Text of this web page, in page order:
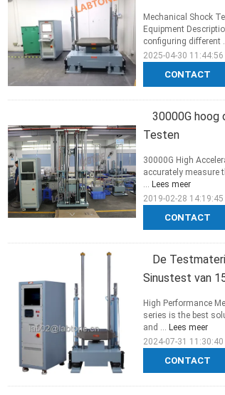
CONTACT
Mechanical Shock
Equipment
configuring different
2025-04-30 11:44:56
30000G hoog
Testen
CONTACT
30000G High
accurately measure
... Lees meer
2019-02-28 14:19:45
De
Sinustest van
CONTACT
High Performance
series is the best
and ... Lees meer
2024-07-31 11:30:40